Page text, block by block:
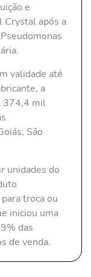
e
Crystal após a
validade até
a
374,4 mil
São
unidades do
troca ou
iniciou uma
das
de venda.